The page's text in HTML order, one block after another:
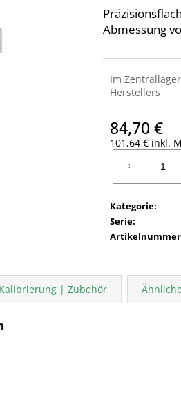
Sternen.
Abmessung
Im
Herstellers
84,70 €
101,64 € inkl.
Kategorie:
Serie:
| Zubehör